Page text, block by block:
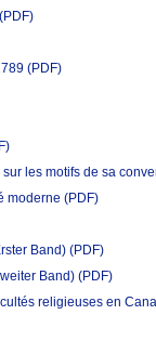
(PDF)
(PDF)
les motifs de sa
moderne (PDF)
Band) (PDF)
Band) (PDF)
religieuses en